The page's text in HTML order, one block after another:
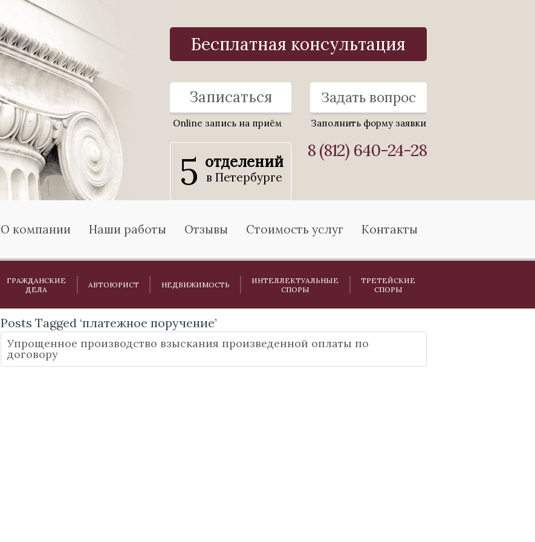
Бесплатная консультация
Записаться
Online запись на приём
Задать вопрос
Заполнить форму заявки
5 отделений
в Петербурге
8 (812) 640-24-28
О компании Наши работы Отзывы Стоимость услуг Контакты
ГРАЖДАНСКИЕ
ДЕЛА
АВТОЮРИСТ НЕДВИЖИМОСТЬ
ИНТЕЛЛЕКТУАЛЬНЫЕ
СПОРЫ
ТРЕТЕЙСКИЕ
СПОРЫ
Posts Tagged ‘платежное поручение’
Упрощенное производство взыскания произведенной оплаты по
договору